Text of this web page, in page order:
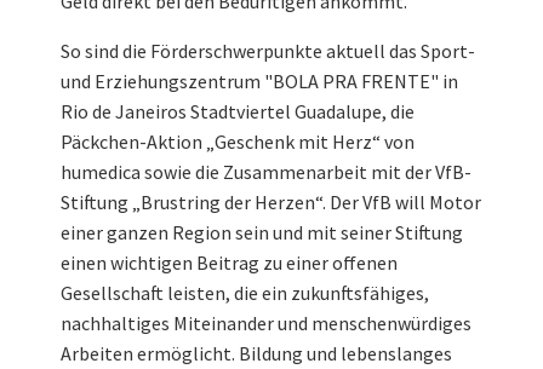
So sind die Förderschwerpunkte aktuell das Sport-
und Erziehungszentrum "BOLA PRA FRENTE" in
Rio de Janeiros Stadtviertel Guadalupe, die
Päckchen-Aktion „Geschenk mit Herz“ von
humedica sowie die Zusammenarbeit mit der VfB-
Stiftung „Brustring der Herzen“. Der VfB will Motor
einer ganzen Region sein und mit seiner Stiftung
einen wichtigen Beitrag zu einer offenen
Gesellschaft leisten, die ein zukunftsfähiges,
nachhaltiges Miteinander und menschenwürdiges
Arbeiten ermöglicht. Bildung und lebenslanges